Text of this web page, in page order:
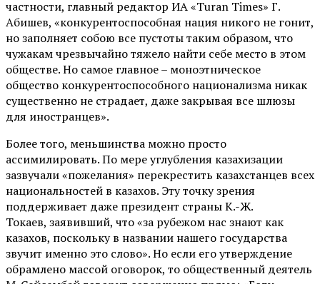
частности, главный редактор ИА «Turan Times» Г.
Абишев, «конкурентоспособная нация никого не гонит,
но заполняет собою все пустоты таким образом, что
чужакам чрезвычайно тяжело найти себе место в этом
обществе. Но самое главное – моноэтническое
общество конкурентоспособного национализма никак
существенно не страдает, даже закрывая все шлюзы
для иностранцев».
Более того, меньшинства можно просто
ассимилировать. По мере углубления казахизации
зазвучали «пожелания» перекрестить казахстанцев всех
национальностей в казахов. Эту точку зрения
поддерживает даже президент страны К.-Ж.
Токаев, заявивший, что «за рубежом нас знают как
казахов, поскольку в названии нашего государства
звучит именно это слово». Но если его утверждение
обрамлено массой оговорок, то общественный деятель